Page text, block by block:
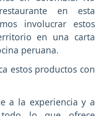
en esta
involucrar estos
en una carta
peruana.
estos productos con
a la experiencia y a